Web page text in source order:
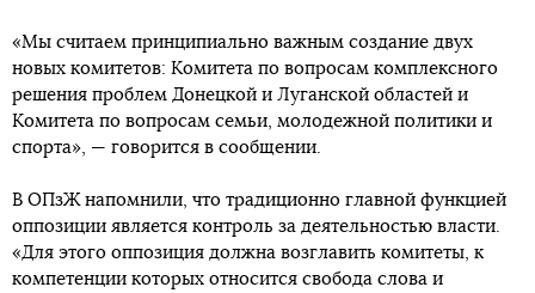
«Мы считаем принципиально важным создание двух
новых комитетов: Комитета по вопросам комплексного
решения проблем Донецкой и Луганской областей и
Комитета по вопросам семьи, молодежной политики и
спорта», — говорится в сообщении.
В ОПзЖ напомнили, что традиционно главной функцией
оппозиции является контроль за деятельностью власти.
«Для этого оппозиция должна возглавить комитеты, к
компетенции которых относится свобода слова и